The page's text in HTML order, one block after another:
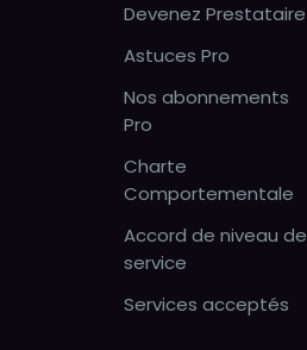
Devenez Prestataire
Astuces Pro
Nos abonnements
Pro
Charte
Comportementale
Accord de niveau de
service
Services acceptés